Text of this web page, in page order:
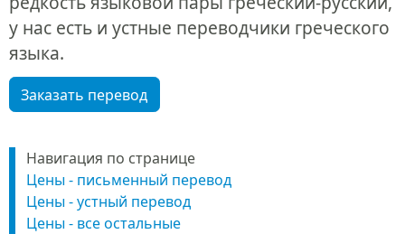
у нас есть и устные переводчики греческого
языка.
Заказать перевод
Навигация по странице
Цены - письменный перевод
Цены - устный перевод
Цены - все остальные